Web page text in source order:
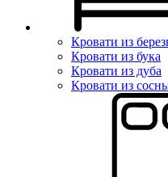
Кровати из
Кровати из бука
Кровати из дуба
Кровати из